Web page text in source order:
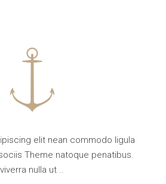
elit nean commodo ligula
Theme natoque penatibus.
viverra nulla ut ..